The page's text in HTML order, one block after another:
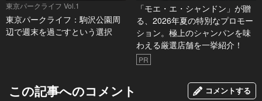
東京パークライフ Vol.1
東京パークライフ：駒沢公園周
辺で週末を過ごすという選択
「モエ・エ・シャンドン」が贈
る、2026年夏の特別なプロモー
ション。極上のシャンパンを味
わえる厳選店舗を一挙紹介！
PR
この記事へのコメント コメントする